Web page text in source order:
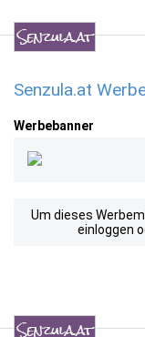
Senzula.at
Werbebanner
Um dieses
einloggen